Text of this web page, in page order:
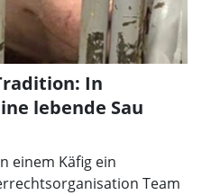
In
lebende Sau
einem Käfig ein
Team